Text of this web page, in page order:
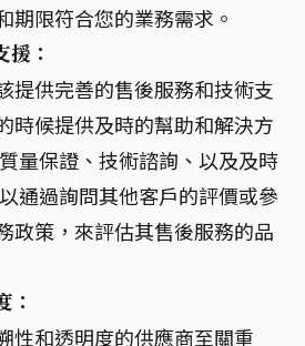
期限符合您的業務需求。
：
提供完善的售後服務和技術支
時候提供及時的幫助和解決方
量保證、技術諮詢、以及及時
通過詢問其他客戶的評價或參
政策，來評估其售後服務的品
：
性和透明度的供應商至關重